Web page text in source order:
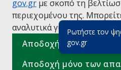
Ρωτήστε τον
gov.gr(πάτησε
gov.gr με σκοπό τη
περιεχομένου της.
αναλυτικά για την
Αποδοχή όλων
Αποδοχή μόνο των
Διακυβέρνησης
Ελληνικά |Αγγλικά